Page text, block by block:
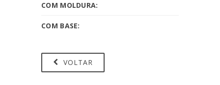
COM MOLDURA:
COM BASE:
VOLTAR